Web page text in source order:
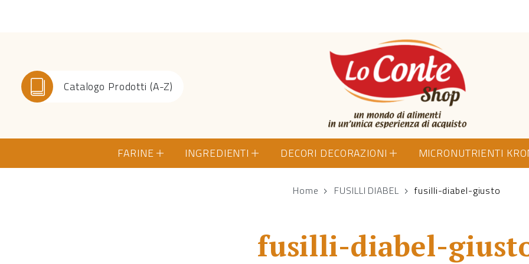
Catalogo Prodotti (A-Z)
Lo Conte Shop
FARINE INGREDIENTI DECORI DECORAZIONI MICRONUTRIENTI
Home FUSILLI DIABEL fusilli-diabel-giusto
fusilli-diabel-